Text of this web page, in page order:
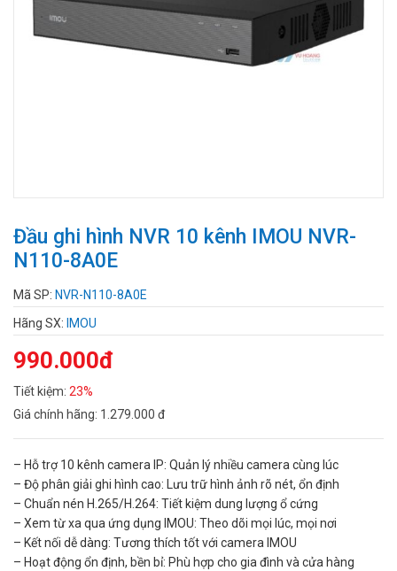
Đầu ghi hình NVR 10 kênh IMOU NVR-
N110-8A0E
Mã SP: NVR-N110-8A0E
Hãng SX: IMOU
990.000đ
Tiết kiệm: 23%
Giá chính hãng: 1.279.000 đ
– Hỗ trợ 10 kênh camera IP: Quản lý nhiều camera cùng lúc
– Độ phân giải ghi hình cao: Lưu trữ hình ảnh rõ nét, ổn định
– Chuẩn nén H.265/H.264: Tiết kiệm dung lượng ổ cứng
– Xem từ xa qua ứng dụng IMOU: Theo dõi mọi lúc, mọi nơi
– Kết nối dễ dàng: Tương thích tốt với camera IMOU
– Hoạt động ổn định, bền bỉ: Phù hợp cho gia đình và cửa hàng